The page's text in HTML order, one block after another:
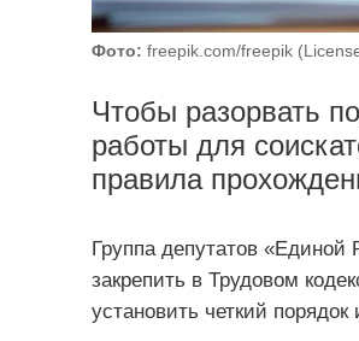
Фото: freepik.com/freepik
Чтобы разорвать
работы для
правила
Группа депутатов «Единой
закрепить в Трудовом
установить четкий